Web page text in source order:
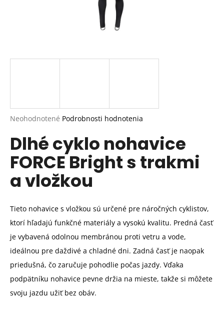
Priemerné
produktu
je
0,0
5
hviezdičiek.
Neohodnotené Podrobnosti hodnotenia
Dlhé cyklo nohavice
FORCE Bright s trakmi
a vložkou
Tieto nohavice s vložkou sú určené pre náročných cyklistov,
ktorí hľadajú funkčné materiály a vysokú kvalitu. Predná časť
je vybavená odolnou membránou proti vetru a vode,
ideálnou pre daždivé a chladné dni. Zadná časť je naopak
priedušná, čo zaručuje pohodlie počas jazdy. Vďaka
podpätníku nohavice pevne držia na mieste, takže si môžete
svoju jazdu užiť bez obáv.